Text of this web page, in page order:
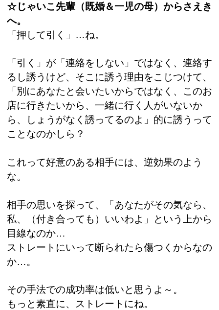
☆じゃいこ先輩（既婚＆一児の母）からさえき
へ。
「押して引く」…ね。
「引く」が「連絡をしない」ではなく、連絡す
るし誘うけど、そこに誘う理由をこじつけて、
「別にあなたと会いたいからではなく、このお
店に行きたいから、一緒に行く人がいないか
ら、しょうがなく誘ってるのよ」的に誘うって
ことなのかしら？
これって好意のある相手には、逆効果のよう
な。
相手の思いを探って、「あなたがその気なら、
私、（付き合っても）いいわよ」という上から
目線なのか…
ストレートにいって断られたら傷つくからなの
か…。
その手法での成功率は低いと思うよ～。
もっと素直に、ストレートにね。